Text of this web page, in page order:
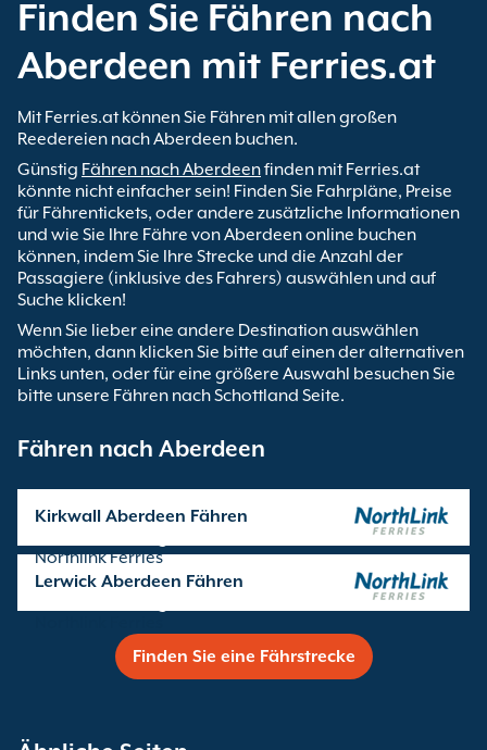
Finden Sie Fähren nach
Aberdeen mit Ferries.at
Mit Ferries.at können Sie Fähren mit allen großen
Reedereien nach Aberdeen buchen.
Günstig Fähren nach Aberdeenfinden mit Ferries.at
könnte nicht einfacher sein! Finden Sie Fahrpläne, Preise
für Fährentickets, oder andere zusätzliche Informationen
und wie Sie Ihre Fähre von Aberdeen online buchen
können, indem Sie Ihre Strecke und die Anzahl der
Passagiere (inklusive des Fahrers) auswählen und auf
Suche klicken!
Wenn Sie lieber eine andere Destination auswählen
möchten, dann klicken Sie bitte auf einen der alternativen
Links unten, oder für eine größere Auswahl besuchen Sie
bitte unsere Fähren nach Schottland Seite.
Fähren nach Aberdeen
Kirkwall Aberdeen Fähren
Northlink Ferries
Lerwick Aberdeen Fähren
Finden Sie eine Fährstrecke